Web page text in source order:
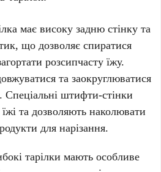
має високу задню стінку та
що дозволяє спиратися
розсипчасту їжу.
та заокруглюватися
штифти-стінки
та дозволяють наколювати
для нарізання.
тарілки мають особливе